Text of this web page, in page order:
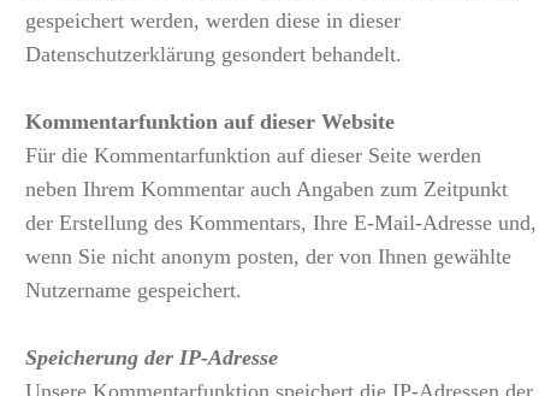
gespeichert werden, werden diese in dieser
Datenschutzerklärung gesondert behandelt.
Kommentarfunktion auf dieser Website
Für die Kommentarfunktion auf dieser Seite werden
neben Ihrem Kommentar auch Angaben zum Zeitpunkt
der Erstellung des Kommentars, Ihre E-Mail-Adresse und,
wenn Sie nicht anonym posten, der von Ihnen gewählte
Nutzername gespeichert.
Speicherung der IP-Adresse
Unsere Kommentarfunktion speichert die IP-Adressen der